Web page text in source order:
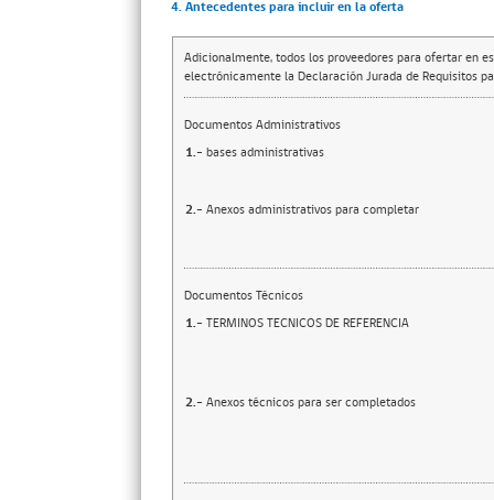
4. Antecedentes para incluir en la oferta
Adicionalmente, todos los proveedores para ofertar en
electrónicamente la Declaración Jurada de Requisitos
Documentos Administrativos
1.- bases administrativas
2.- Anexos administrativos para completar
Documentos Técnicos
1.- TERMINOS TECNICOS DE REFERENCIA
2.- Anexos técnicos para ser completados